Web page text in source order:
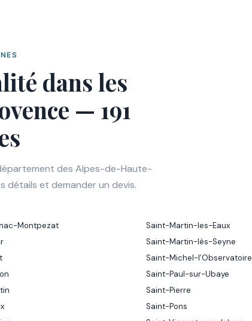
dans les
— 191
des Alpes-de-Haute-
détails et demander un devis.
Montpezat
Saint-Martin-les-Eaux
Saint-Martin-lès-Seyne
Saint-Michel-l’Observatoire
Saint-Paul-sur-Ubaye
Saint-Pierre
Saint-Pons